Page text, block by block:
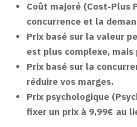
Coût majoré (Cost-Plus
concurrence et la
Prix basé sur la valeur
est plus complexe,
Prix basé sur la
réduire vos marges.
Prix psychologique
fixer un prix à 9,99€ au